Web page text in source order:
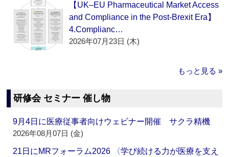
【UK–EU Pharmaceutical Market Access
and Compliance in the Post-Brexit Era】
4.Complianc…
2026年07月23日 (木)
もっと見る »
研修会 セミナー 催し物
9月4日に医療従事者向けウェビナー開催 サクラ精機
2026年08月07日 (金)
21日にMRフォーラム2026 〈学び続ける力が医療を支え